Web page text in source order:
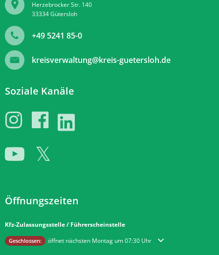
Herzebrocker Str. 140
33334Gütersloh
+49 5241 85-0
kreisverwaltung@kreis-guetersloh.de
Soziale Kanäle
Öffnungszeiten
Kfz-Zulassungsstelle / Führerscheinstelle
Klicken, um weitere Öffnungs- oder Schließzeiten auszublenden
Geschlossen: öffnet nächsten Montag um 07:30 Uhr